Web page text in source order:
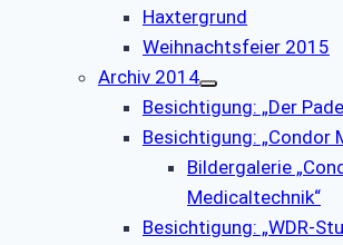
Haxtergrund
Weihnachtsfeier 2015
Archiv 2014
Besichtigung: „Der
Besichtigung: „Condor
Bildergalerie
Medicaltechnik“
Besichtigung: „WDR-